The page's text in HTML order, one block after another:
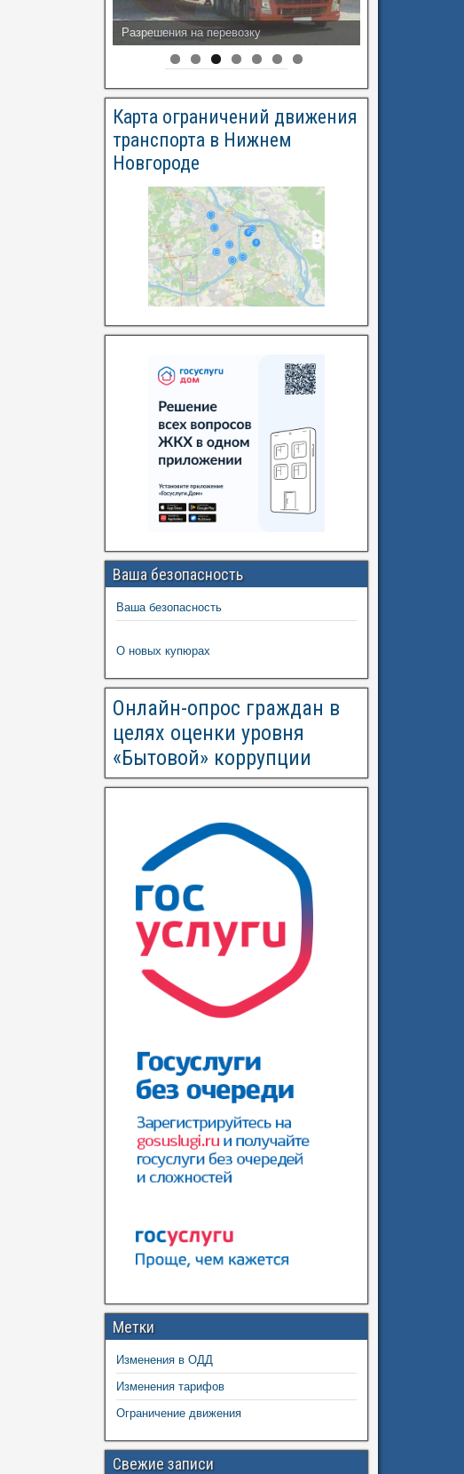
Разрешения на перевозку
Карта ограничений движения
транспорта в Нижнем
Новгороде
Ваша безопасность
Ваша безопасность
О новых купюрах
Онлайн-опрос граждан в
целях оценки уровня
«Бытовой» коррупции
Метки
Изменения в ОДД
Изменения тарифов
Ограничение движения
Свежие записи